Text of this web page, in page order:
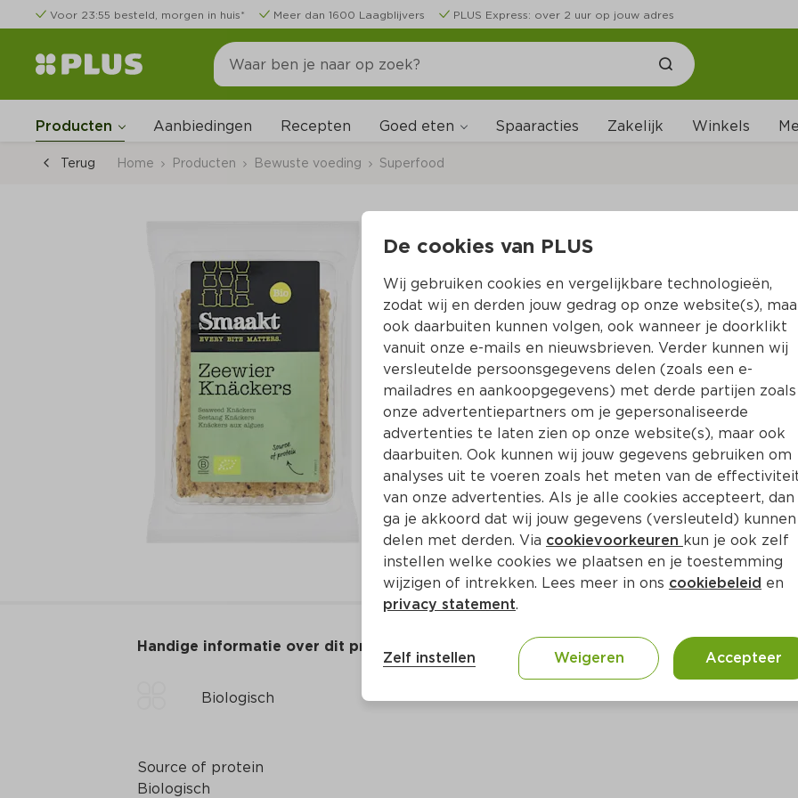
Voor 23:55 besteld, morgen in huis* Meer dan 1600 Laagblijvers PLUS Express: over 2 uur op jouw adres
Producten Aanbiedingen Recepten Goed eten Spaaracties Zakelijk Winkels
Terug Home Producten Bewuste voeding Superfood
Smaakt Knäckers
Per Zak 175 g  (per kilo €22.80)
3.99
Toevoegen
Handige informatie over dit product
Biologisch
Source of protein
Biologisch
De cookies van PLUS
Wij gebruiken cookies en vergelijkbare technologieën,
zodat wij en derden jouw gedrag op onze website(s),
ook daarbuiten kunnen volgen, ook wanneer je doorklikt
vanuit onze e-mails en nieuwsbrieven. Verder kunnen wij
versleutelde persoonsgegevens delen (zoals een e-
mailadres en aankoopgegevens) met derde partijen zoals
onze advertentiepartners om je gepersonaliseerde
advertenties te laten zien op onze website(s), maar ook
daarbuiten. Ook kunnen wij jouw gegevens gebruiken om
analyses uit te voeren zoals het meten van de
van onze advertenties. Als je alle cookies accepteert, dan
ga je akkoord dat wij jouw gegevens (versleuteld) kunnen
delen met derden. Via cookievoorkeuren kun je ook zelf
instellen welke cookies we plaatsen en je toestemming
wijzigen of intrekken. Lees meer in ons cookiebeleid en
privacy statement.
Zelf instellen Weigeren Accepteer